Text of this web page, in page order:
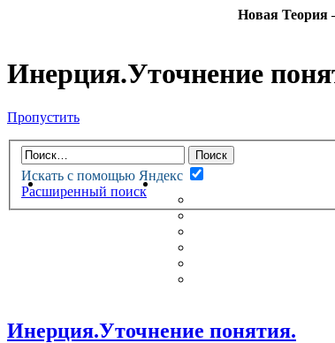
Новая Теория
Инерция.Уточнение
Пропустить
Искать с помощью Яндекс
Расширенный поиск
НОВАЯ ТЕОРИЯФОРУМ
Инерция.Уточнение понятия.